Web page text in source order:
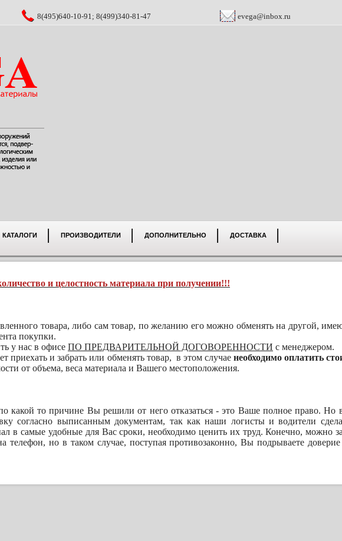
8(495)640-10-91; 8(499)340-81-47 evega@inbox.ru
КАТАЛОГИ ПРОИЗВОДИТЕЛИ ДОПОЛНИТЕЛЬНО
ДОСТАВКА
и целостность материала при получении!!!
товара, либо сам товар, по желанию его можно обменять на другой,
покупки.
у нас в офисе ПО ПРЕДВАРИТЕЛЬНОЙ ДОГОВОРЕННОСТИ с менеджером.
и забрать или обменять товар, в этом случае необходимо оплатить
от объема, веса материала и Вашего местоположения.
какой то причине Вы решили от него отказаться - это Ваше полное право. Но
согласно выписанным документам, так как наши логисты и водители
в самые удобные для Вас сроки, необходимо ценить их труд. Конечно, можно
телефон, но в таком случае, поступая противозаконно, Вы подрываете